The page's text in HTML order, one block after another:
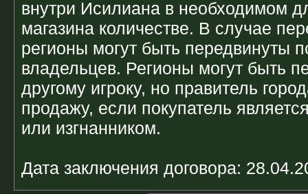
внутри Исилиана в необходимом
магазина количестве. В случае
регионы могут быть передвинуты
владельцев. Регионы могут быть
другому игроку, но правитель
продажу, если покупатель
или изгнанником.
Дата заключения договора: